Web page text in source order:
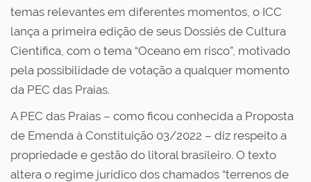
temas relevantes em diferentes momentos, o ICC
lança a primeira edição de seus Dossiês de Cultura
Científica, com o tema “Oceano em risco”, motivado
pela possibilidade de votação a qualquer momento
da PEC das Praias.
A PEC das Praias – como ficou conhecida a Proposta
de Emenda à Constituição 03/2022 – diz respeito a
propriedade e gestão do litoral brasileiro. O texto
altera o regime jurídico dos chamados “terrenos de